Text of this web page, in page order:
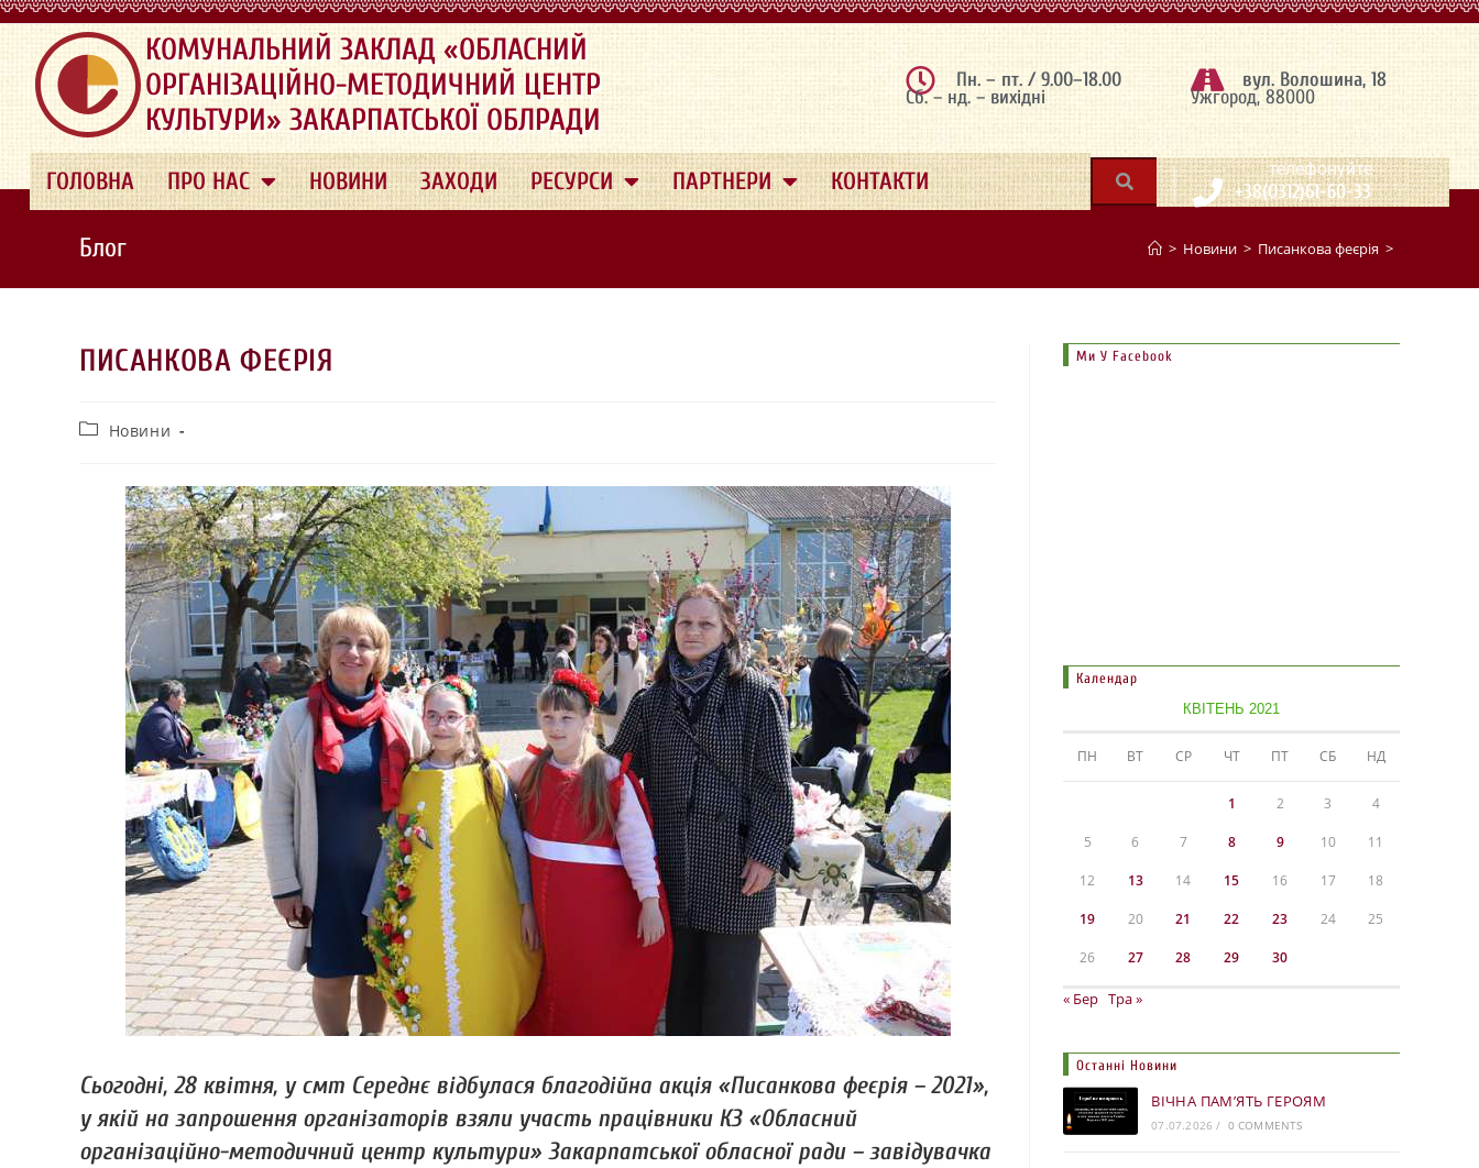
.
КОМУНАЛЬНИЙ ЗАКЛАД «ОБЛАСНИЙ
ОРГАНІЗАЦІЙНО-МЕТОДИЧНИЙ ЦЕНТР
КУЛЬТУРИ» ЗАКАРПАТСЬКОЇ ОБЛРАДИ
Пн. – пт. / 9.00–18.00
Сб. – нд. – вихідні
вул. Волошина, 18
Ужгород, 88000
ГОЛОВНА ПРО НАС НОВИНИ ЗАХОДИ РЕСУРСИ ПАРТНЕРИ КОНТАКТИ | телефонуйте
+38(0312)61-60-33
Блог > Новини > Писанкова феєрія >
ПИСАНКОВА ФЕЄРІЯ
Новини
Сьогодні, 28 квітня, у смт Середнє відбулася благодійна акція «Писанкова феєрія – 2021»,
у якій на запрошення організаторів взяли участь працівники КЗ «Обласний
організаційно-методичний центр культури» Закарпатської обласної ради – завідувачка
Ми У Facebook
Календар
КВІТЕНЬ 2021
ПН ВТ СР ЧТ ПТ СБ НД
1 2 3 4
5 6 7 8 9 10 11
12 13 14 15 16 17 18
19 20 21 22 23 24 25
26 27 28 29 30
« Бер Тра »
Останні Новини
ВІЧНА ПАМ’ЯТЬ ГЕРОЯМ
07.07.2026 / 0 COMMENTS